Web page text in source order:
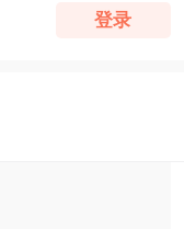
登录